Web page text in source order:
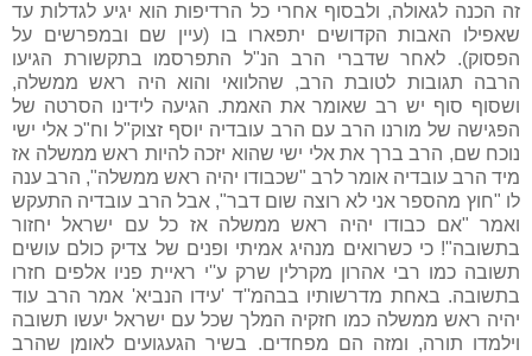
זה הכנה לגאולה, ולבסוף אחרי כל הרדיפות הוא יגיע לגדלות עד
שאפילו האבות הקדושים יתפארו בו (עיין שם ובמפרשים על
הפסוק). לאחר שדברי הרב הנ"ל התפרסמו בתקשורת הגיעו
הרבה תגובות לטובת הרב, שהלוואי והוא היה ראש ממשלה,
ושסוף סוף יש רב שאומר את האמת. הגיעה לידינו הסרטה של
הפגישה של מורנו הרב עם הרב עובדיה יוסף זצוק"ל וח"כ אלי ישי
נוכח שם, הרב ברך את אלי ישי שהוא יזכה להיות ראש ממשלה אז
מיד הרב עובדיה אומר לרב "שכבודו יהיה ראש ממשלה", הרב ענה
לו "חוץ מהספר אני לא רוצה שום דבר", אבל הרב עובדיה התעקש
ואמר "אם כבודו יהיה ראש ממשלה אז כל עם ישראל יחזור
בתשובה"! כי כשרואים מנהיג אמיתי ופנים של צדיק כולם עושים
תשובה כמו רבי אהרון מקרלין שרק ע''י ראיית פניו אלפים חזרו
בתשובה. באחת מדרשותיו בבהמ''ד 'עידו הנביא' אמר הרב עוד
יהיה ראש ממשלה כמו חזקיה המלך שכל עם ישראל יעשו תשובה
וילמדו תורה, ומזה הם מפחדים. בשיר הגעגועים לאומן שהרב